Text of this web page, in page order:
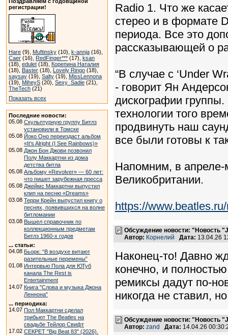
регистрации!
Hare (9), Muftinsky (10), k-annja (16),
Caer (16), RedFinger*** (17), ksan
(18), edulet (18), Корепина Наталия
(18), Baster (18), Lovely Ringo (18),
saysay (19), Salty (19), MissLennona
(19), MiheyS (20), Sexy_Sadie (21),
TheTech (21)
Показать всех
Последние новости:
05.08 Скульптурную группу Битлз
установили в Томске
05.08 Йоко Оно переиздаст альбом
«It’s Alright (I See Rainbows)»
05.08 Джон Бон Джови позвонил
Полу Маккартни из дома
детства битла
05.08 Альбому «Revolver» — 60 лет:
что пишет зарубежная пресса
05.08 Джеймс Маккартни выпустил
клип на песню «Dreams»
03.08 Терри Крейн выпустил книгу о
песнях, появившихся на волне
битломании
03.08 Вышел справочник по
коллекционным предметам
Битлз 1960-х годов
... статьи:
04.08 Бьорк: “В воздухе витают
разительные перемены”
01.08 Интервью Пола для ЮТуб
канала The Rest is
Entertainment
14.07 Книга "Слова и музыка Джона
Леннона"
... периодика:
14.07 Пол Маккартни сделал
трибьют The Beatles на
свадьбе Тейлор Свифт
17.02 СЕКРЕТ "Big Beat 83" (2026).
Radio 1. Что же
стерео и в формате
периода. Все это
рассказывающей о
“В случае с ‘Under
- говорит Ян
дискографии
технологии того
продвинуть наш
все были готовы к
Напомним, в апреле-
Великобритании.
https://
Обсуждение новости: "Новость
Автор: Корнелий Дата: 13.04.26
Наконец-то! Давно
конечно, и
ремиксы дадут по-
никогда не ставил,
Обсуждение новости: "Новость
Автор: zand Дата: 14.04.26